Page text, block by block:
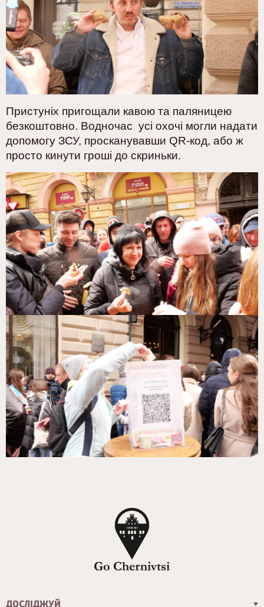
Пристуніх пригощали кавою та паляницею
безкоштовно. Водночас усі охочі могли надати
допомогу ЗСУ, просканувавши QR-код, або ж
просто кинути гроші до скриньки.
ДОСЛІДЖУЙ